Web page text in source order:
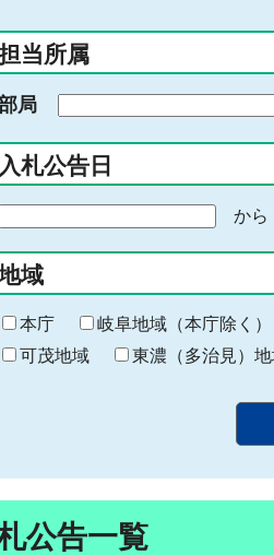
ー
入
力
当所属
局
入札公告日
の
始
ま
り
から
域
本庁 岐阜地域（本庁除く）
可茂地域
東濃（多治見）
公告一覧